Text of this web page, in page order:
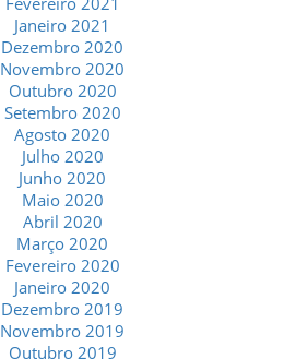
Janeiro 2021
Dezembro 2020
Novembro 2020
Outubro 2020
Setembro 2020
Agosto 2020
Julho 2020
Junho 2020
Maio 2020
Abril 2020
Março 2020
Fevereiro 2020
Janeiro 2020
Dezembro 2019
Novembro 2019
Outubro 2019